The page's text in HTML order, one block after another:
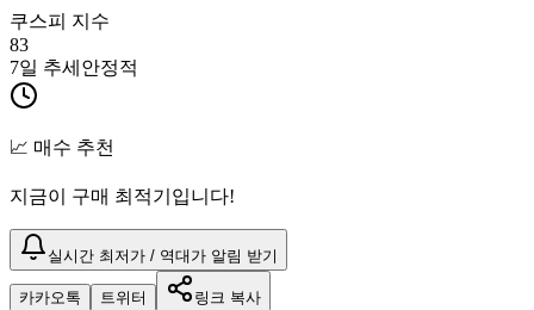
쿠스피 지수
83
7일 추세 안정적
📈 매수 추천
지금이 구매 최적기입니다!
실시간 최저가 / 역대가 알림 받기
카카오톡 트위터 링크 복사